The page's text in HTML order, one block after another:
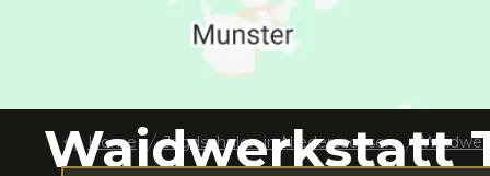
Waidwerkstatt
Home Jagdschulen inNiedersachsen